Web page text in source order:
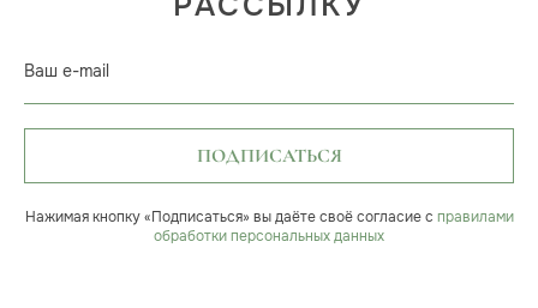
Ваш e-mail
ПОДПИСАТЬСЯ
Нажимая кнопку «Подписаться» вы даёте своё согласие с правилами
обработки персональных данных